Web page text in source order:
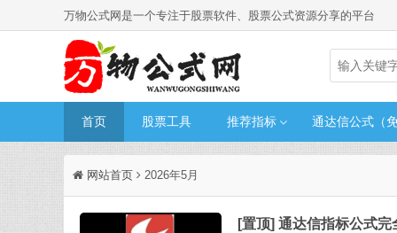
万物公式网是一个专注于股票软件、股票公式资源分享的平台
首页 股票工具 推荐指标 通达信公式（
网站首页 2026年5月
[置顶] 通达信指标公式